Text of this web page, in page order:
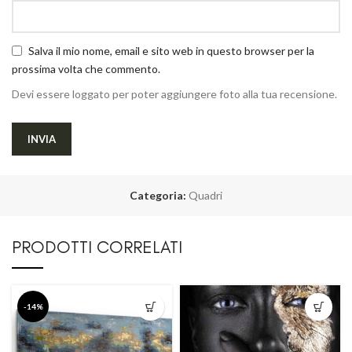
Salva il mio nome, email e sito web in questo browser per la
prossima volta che commento.
Devi essere loggato per poter aggiungere foto alla tua recensione.
Categoria: Quadri
PRODOTTI CORRELATI
-14%